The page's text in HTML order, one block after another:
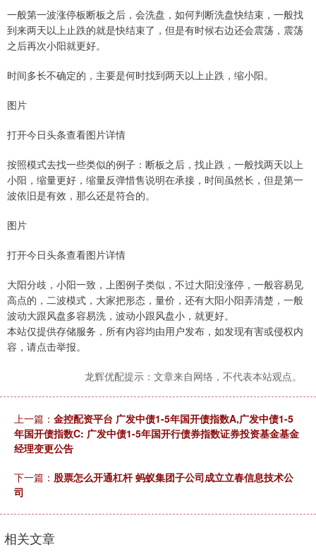
一般第一波涨停板断板之后，会洗盘，如何判断洗盘快结束，一般找
到来两天以上止跌的就是快结束了，但是有时候右边还会震荡，震荡
之后再次小阳就更好。
时间多长不确定的，主要是何时找到两天以上止跌，缩小阳。
图片
打开今日头条查看图片详情
按照模式去找一些类似的例子：断板之后，找止跌，一般找两天以上
小阳，缩量更好，缩量反弹惜售说明在承接，时间虽然长，但是第一
波依旧是有效，那么还是符合的。
图片
打开今日头条查看图片详情
大阳分歧，小阳一致，上图例子类似，不过大阳没涨停，一般容易见
高点的，二波模式，大家把形态，量价，还有大阳小阳弄清楚，一般
波动大跟风盘多容易洗，波动小跟风盘小，就更好。
本站仅提供存储服务，所有内容均由用户发布，如发现有害或侵权内
容，请点击举报。
龙辉优配提示：文章来自网络，不代表本站观点。
上一篇： 金控配资平台 广发中债1-5年国开债指数A,广发中债1-5
年国开债指数C: 广发中债1-5年国开行债券指数证券投资基金基金
经理变更公告
下一篇： 股票怎么开通杠杆 蚂蚁集团子公司成立立春信息技术公
司
相关文章